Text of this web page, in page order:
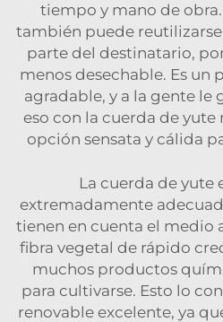
tiempo y mano de
también puede
parte del destinatario,
menos desechable. Es un
agradable, y a la gente le
eso con la cuerda de yute
opción sensata y cálida
La cuerda de yute
extremadamente
tienen en cuenta el medio
fibra vegetal de rápido
muchos productos
para cultivarse. Esto lo
renovable excelente, ya